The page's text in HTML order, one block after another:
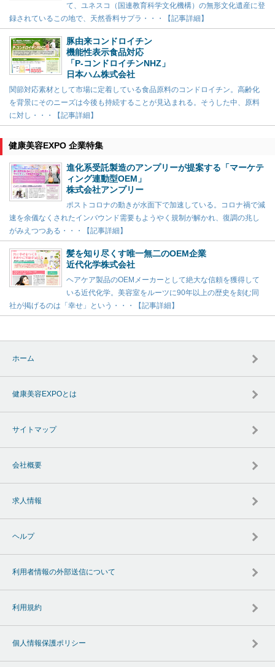
て、ユネスコ（国連教育科学文化機構）の無形文化遺産に登
録されているこの地で、天然香料サプラ・・・【記事詳細】
豚由来コンドロイチン
機能性表示食品対応
「P-コンドロイチンNHZ」
日本ハム株式会社
関節対応素材として市場に定着している食品原料のコンドロイチン。高齢化
を背景にそのニーズは今後も持続することが見込まれる。そうした中、原料
に対し・・・【記事詳細】
健康美容EXPO 企業特集
進化系受託製造のアンプリーが提案する「マーケテ
ィング連動型OEM」
株式会社アンプリー
ポストコロナの動きが水面下で加速している。コロナ禍で減
速を余儀なくされたインバウンド需要もようやく規制が解かれ、復調の兆し
がみえつつある・・・【記事詳細】
髪を知り尽くす唯一無二のOEM企業
近代化学株式会社
ヘアケア製品のOEMメーカーとして絶大な信頼を獲得して
いる近代化学。美容室をルーツに90年以上の歴史を刻む同
社が掲げるのは「幸せ」という・・・【記事詳細】
ホーム
健康美容EXPOとは
サイトマップ
会社概要
求人情報
ヘルプ
利用者情報の外部送信について
利用規約
個人情報保護ポリシー